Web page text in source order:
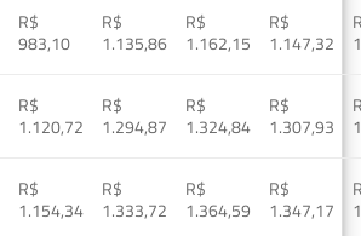
R$
983,10
R$
1.135,86
R$
1.162,15
R$
1.147,32
R$
1.120,72
R$
1.294,87
R$
1.324,84
R$
1.307,93
R$
1.154,34
R$
1.333,72
R$
1.364,59
R$
1.347,17